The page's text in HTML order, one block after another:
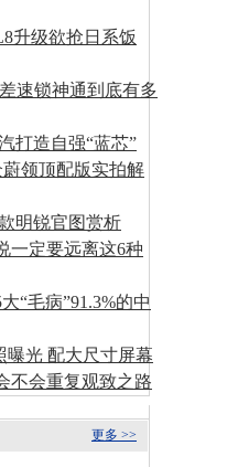
升级欲抢日系饭
速锁神通到底有多
打造自强“蓝芯”
领顶配版实拍解
明锐官图赏析
一定要远离这6种
“毛病”91.3%的中
曝光 配大尺寸屏幕
不会重复观致之路
更多 >>